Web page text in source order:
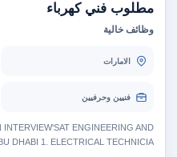
مطلوب فني كهرباء
وظائف خالية
الامارات
فنيين وحرفيين
ENGINEERING AND
DHABI 1. ELECTRICAL TECHNICIA…